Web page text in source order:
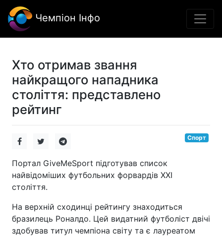
Чемпіон Інфо
Хто отримав звання
найкращого нападника
століття: представлено
рейтинг
Спорт
Портал GiveMeSport підготував список
найвідоміших футбольних форвардів XXI
століття.
На верхній сходинці рейтингу знаходиться
бразилець Роналдо. Цей видатний футболіст двічі
здобував титул чемпіона світу та є лауреатом